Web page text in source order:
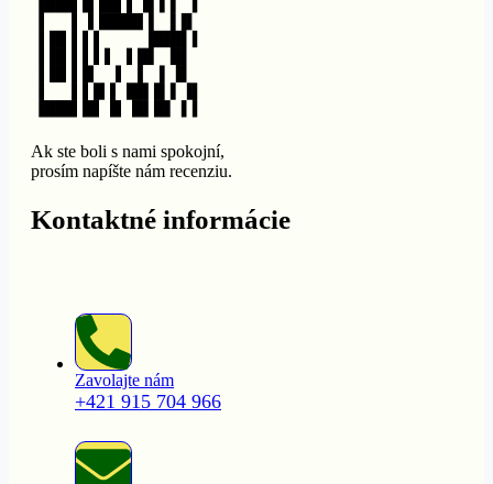
Ak ste boli s nami spokojní,
prosím napíšte nám recenziu.
Kontaktné informácie
Zavolajte nám
+421 915 704 966